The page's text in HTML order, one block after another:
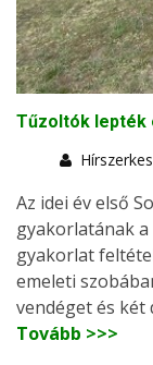
Tűzoltók lepték
Az idei év első
gyakorlatának
gyakorlat
emeleti
vendéget és két
Tovább >>>